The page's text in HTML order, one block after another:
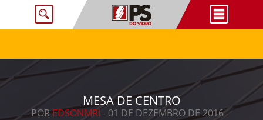
MESA DE CENTRO
POREDSONMRI - 01 DE DEZEMBRO DE 2016 -